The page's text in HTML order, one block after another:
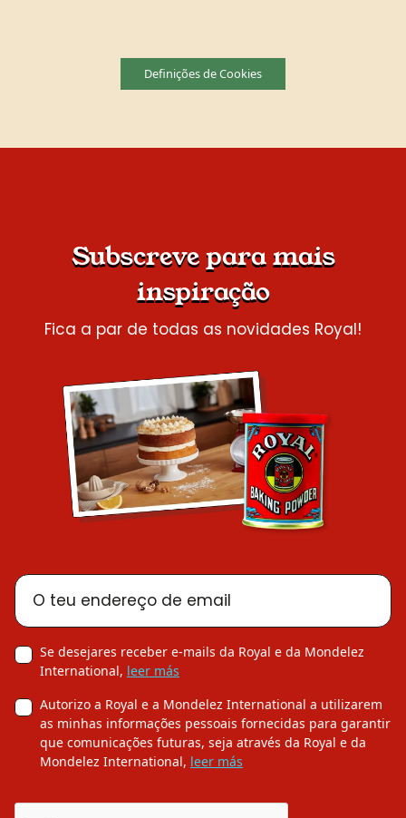
Definições de Cookies
Subscreve para mais
inspiração
Fica a par de todas as novidades Royal!
O teu endereço de email
Se desejares receber e-mails da Royal e da Mondelez
International, leer más
Autorizo a Royal e a Mondelez International a utilizarem
as minhas informações pessoais fornecidas para garantir
que comunicações futuras, seja através da Royal e da
Mondelez International, leer más